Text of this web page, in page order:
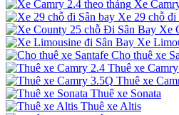
Xe
Xe 29 chỗ đi
Xe
Xe
Cho thuê xe
Thuê xe
Thuê xe
Thuê xe Sonata
Thuê xe Altis